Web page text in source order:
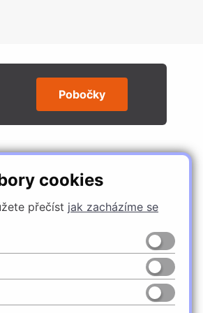
cookies
přečíst jak zacházíme se
Pobočky
NÁS
Česko Slovensko